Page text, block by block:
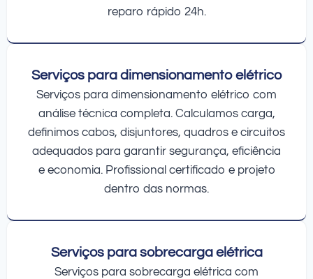
reparo rápido 24h.
Serviços para dimensionamento elétrico
Serviços para dimensionamento elétrico com
análise técnica completa. Calculamos carga,
definimos cabos, disjuntores, quadros e circuitos
adequados para garantir segurança, eficiência
e economia. Profissional certificado e projeto
dentro das normas.
Serviços para sobrecarga elétrica
Serviços para sobrecarga elétrica com